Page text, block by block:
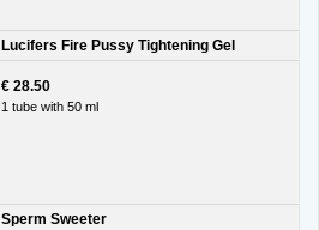
Lucifers Fire Pussy Tightening Gel
€ 28.50
1 tube with 50 ml
Sperm Sweeter